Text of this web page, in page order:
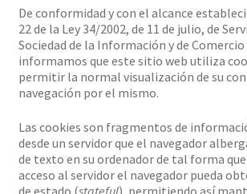
De conformidad y con el alcance
22 de la Ley 34/2002, de 11 de julio, de
Sociedad de la Información y de
informamos que este sitio web utiliza
permitir la normal visualización de su
navegación por el mismo.
Las cookies son fragmentos de
desde un servidor que el navegador
de texto en su ordenador de tal forma
acceso al servidor el navegador pueda
de estado (stateful), permitiendo así